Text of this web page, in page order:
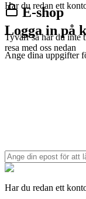
E-shop
Tyvärr så har du inte
resa med oss nedan
Har du redan ett
Logga in på
Ange dina uppgifter
Har du redan ett